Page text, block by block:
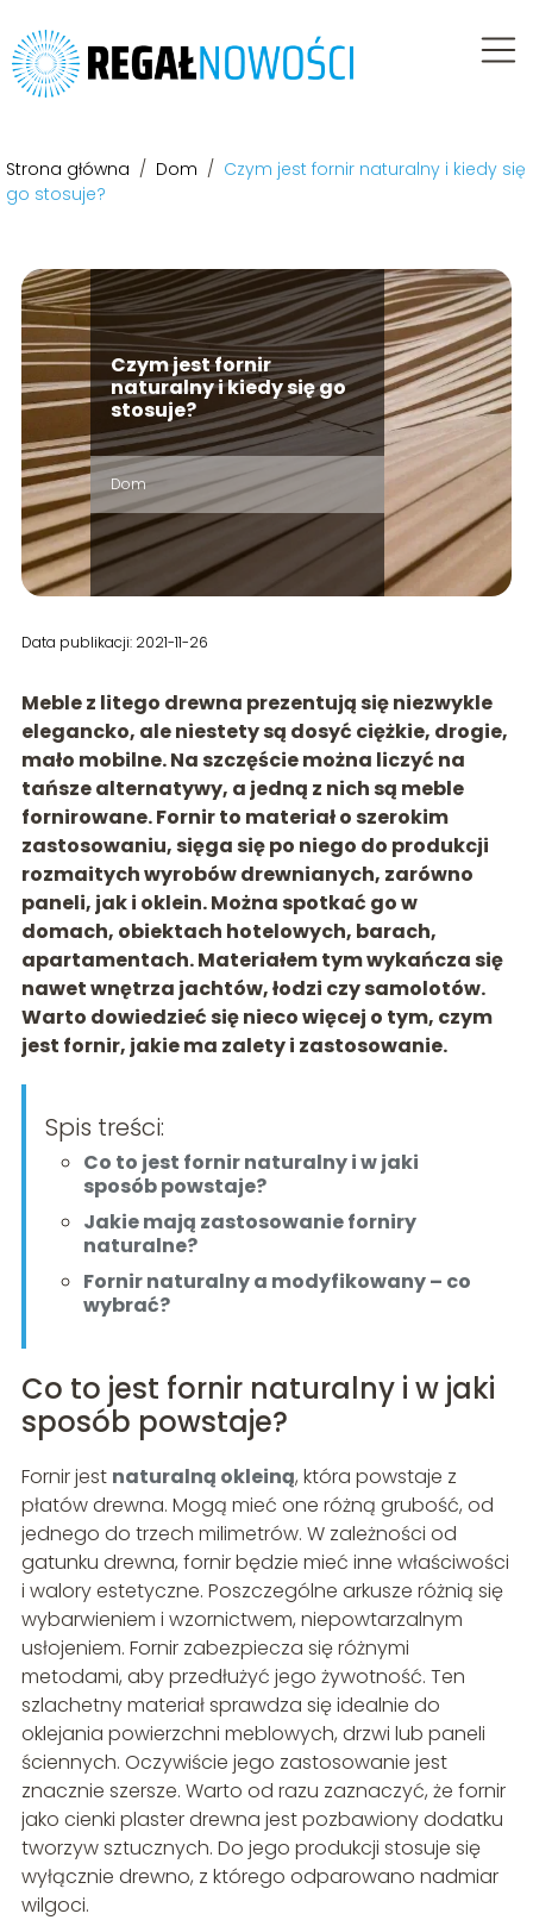
Strona główna / Dom / Czym jest fornir naturalny i kiedy się
go stosuje?
Czym jest fornir
naturalny i kiedy się go
stosuje?
Dom
Data publikacji: 2021-11-26
Meble z litego drewna prezentują się niezwykle
elegancko, ale niestety są dosyć ciężkie, drogie,
mało mobilne. Na szczęście można liczyć na
tańsze alternatywy, a jedną z nich są meble
fornirowane. Fornir to materiał o szerokim
zastosowaniu, sięga się po niego do produkcji
rozmaitych wyrobów drewnianych, zarówno
paneli, jak i oklein. Można spotkać go w
domach, obiektach hotelowych, barach,
apartamentach. Materiałem tym wykańcza się
nawet wnętrza jachtów, łodzi czy samolotów.
Warto dowiedzieć się nieco więcej o tym, czym
jest fornir, jakie ma zalety i zastosowanie.
Spis treści:
Co to jest fornir naturalny i w jaki
sposób powstaje?
Jakie mają zastosowanie forniry
naturalne?
Fornir naturalny a modyfikowany – co
wybrać?
Co to jest fornir naturalny i w jaki
sposób powstaje?
Fornir jest naturalną okleiną, która powstaje z
płatów drewna. Mogą mieć one różną grubość, od
jednego do trzech milimetrów. W zależności od
gatunku drewna, fornir będzie mieć inne właściwości
i walory estetyczne. Poszczególne arkusze różnią się
wybarwieniem i wzornictwem, niepowtarzalnym
usłojeniem. Fornir zabezpiecza się różnymi
metodami, aby przedłużyć jego żywotność. Ten
szlachetny materiał sprawdza się idealnie do
oklejania powierzchni meblowych, drzwi lub paneli
ściennych. Oczywiście jego zastosowanie jest
znacznie szersze. Warto od razu zaznaczyć, że fornir
jako cienki plaster drewna jest pozbawiony dodatku
tworzyw sztucznych. Do jego produkcji stosuje się
wyłącznie drewno, z którego odparowano nadmiar
wilgoci.